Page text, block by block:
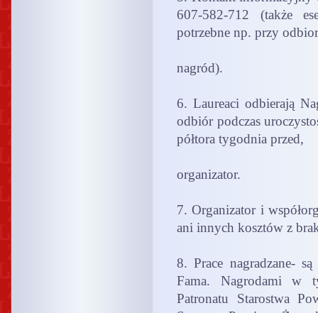
607-582-712 (także
potrzebne np. przy
nagród).
6. Laureaci odbierają
odbiór podczas
półtora tygodnia przed,
organizator.
7. Organizator i
ani innych kosztów z
8. Prace nagradzane-
Fama. Nagrodami w
Patronatu Starostwa